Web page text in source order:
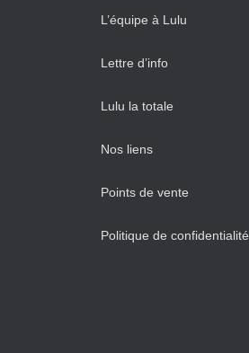
L’équipe à Lulu
Lettre d’info
Lulu la totale
Nos liens
Points de vente
Politique de confidentialité